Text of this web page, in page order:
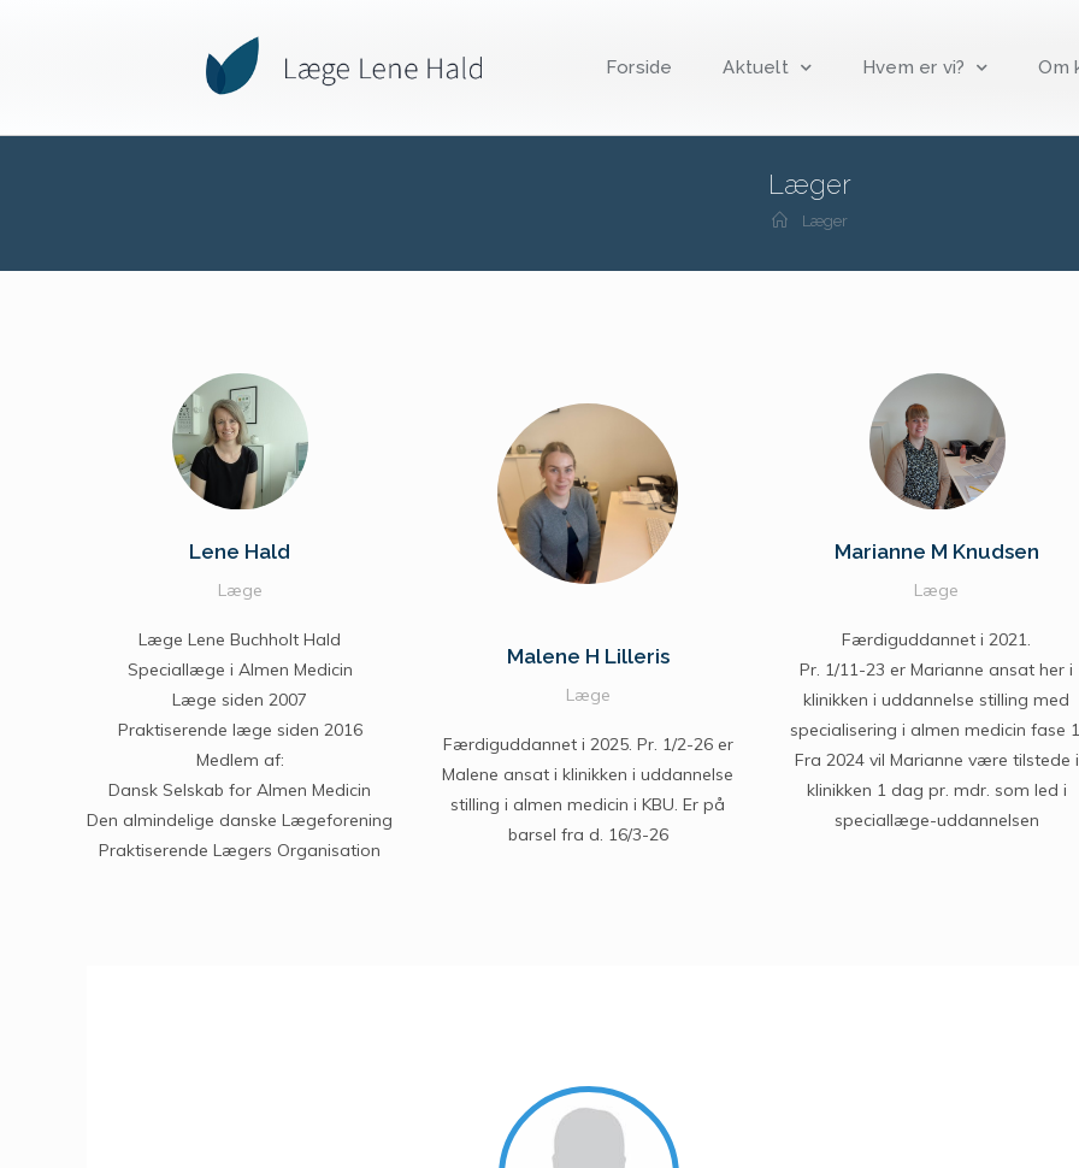
Forside Aktuelt Hvem er vi? Om
Læger
Læger
Lene Hald
Læge
Læge Lene Buchholt Hald
Speciallæge i Almen Medicin
Læge siden 2007
Praktiserende læge siden 2016
Medlem af:
Dansk Selskab for Almen Medicin
Den almindelige danske Lægeforening
Praktiserende Lægers Organisation
Malene H Lilleris
Læge
Færdiguddannet i 2025. Pr. 1/2-26 er
Malene ansat i klinikken i uddannelse
stilling i almen medicin i KBU. Er på
barsel fra d. 16/3-26
Marianne M Knudsen
Læge
Færdiguddannet i 2021.
Pr. 1/11-23 er Marianne ansat her i
klinikken i uddannelse stilling med
specialisering i almen medicin fase
Fra 2024 vil Marianne være tilstede i
klinikken 1 dag pr. mdr. som led i
speciallæge-uddannelsen